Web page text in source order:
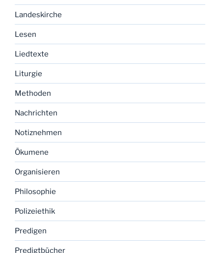
Landeskirche
Lesen
Liedtexte
Liturgie
Methoden
Nachrichten
Notiznehmen
Ökumene
Organisieren
Philosophie
Polizeiethik
Predigen
Predigtbücher